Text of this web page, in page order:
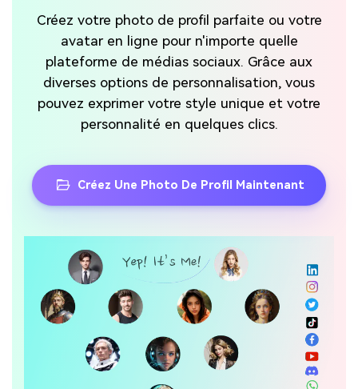
Créez votre photo de profil parfaite ou votre
avatar en ligne pour n'importe quelle
plateforme de médias sociaux. Grâce aux
diverses options de personnalisation, vous
pouvez exprimer votre style unique et votre
personnalité en quelques clics.
Créez Une Photo De Profil Maintenant